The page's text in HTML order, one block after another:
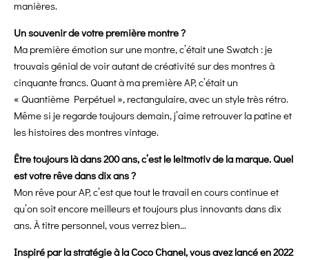
manières.
Un souvenir de votre première montre ?
Ma première émotion sur une montre, c’était une Swatch : je
trouvais génial de voir autant de créativité sur des montres à
cinquante francs. Quant à ma première AP, c’était un
« Quantième Perpétuel », rectangulaire, avec un style très rétro.
Même si je regarde toujours demain, j’aime retrouver la patine et
les histoires des montres vintage.
Être toujours là dans 200 ans, c’est le leitmotiv de la marque. Quel
est votre rêve dans dix ans ?
Mon rêve pour AP, c’est que tout le travail en cours continue et
qu’on soit encore meilleurs et toujours plus innovants dans dix
ans. À titre personnel, vous verrez bien…
Inspiré par la stratégie à la Coco Chanel, vous avez lancé en 2022